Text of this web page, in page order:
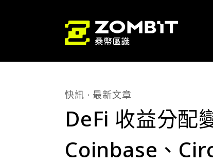
快訊 最新文章
DeFi 收益分
Coinbase、